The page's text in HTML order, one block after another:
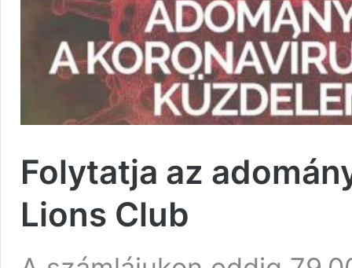
Folytatja az
Lions Club